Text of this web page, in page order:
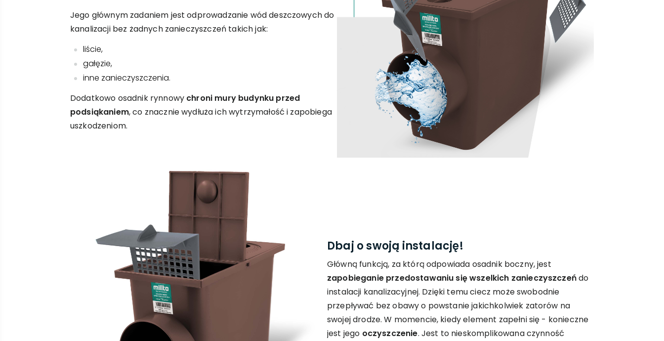
Jego głównym zadaniem jest odprowadzanie wód deszczowych do
kanalizacji bez żadnych zanieczyszczeń takich jak:
liście,
gałęzie,
inne zanieczyszczenia.
Dodatkowo osadnik rynnowy chroni mury budynku przed
podsiąkaniem, co znacznie wydłuża ich wytrzymałość i zapobiega
uszkodzeniom.
Dbaj o swoją instalację!
Główną funkcją, za którą odpowiada osadnik boczny, jest
zapobieganie przedostawaniu się wszelkich zanieczyszczeńdo
instalacji kanalizacyjnej. Dzięki temu ciecz może swobodnie
przepływać bez obawy o powstanie jakichkolwiek zatorów na
swojej drodze. W momencie, kiedy element zapełni się - konieczne
jest jego oczyszczenie. Jest to nieskomplikowana czynność